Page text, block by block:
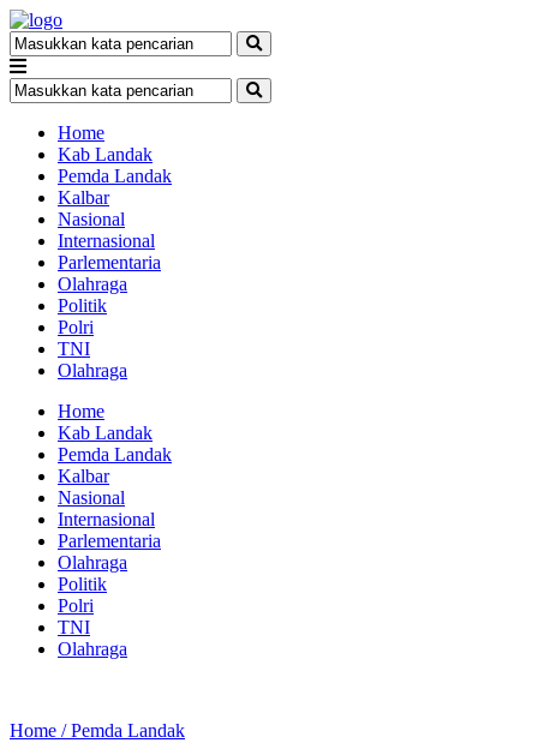
Home
Kab Landak
Pemda Landak
Kalbar
Nasional
Internasional
Parlementaria
Olahraga
Politik
Polri
TNI
Olahraga
Home
Kab Landak
Pemda Landak
Kalbar
Nasional
Internasional
Parlementaria
Olahraga
Politik
Polri
TNI
Olahraga
Home /Pemda Landak